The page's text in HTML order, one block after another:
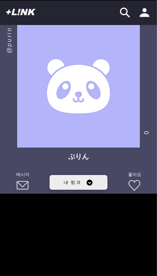
+L!NK
@purin
0
ぷりん
메시지
내 링크
좋아요